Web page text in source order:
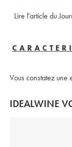
Lire l'article du
Vous constatez une
IDEALWINE